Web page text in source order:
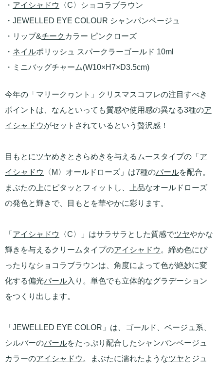
・ アイシャドウ
〈C〉ショコラブラウン
・JEWELLED EYE COLOUR シャンパンベージュ
・リップ&チーク カラー ピンクローズ
・ ネイルポリッシュ スパークラーゴールド 10ml
・ミニバッグチャーム(W10×H7×D3.5cm)
今年の「マリークヮント」クリスマスコフレの注目すべき
ポイントは、なんといっても質感や使用感の異なる3種のア
イシャドウがセットされているという贅沢感！
目もとにツヤめきときらめきを与えるムースタイプの「 ア
イシャドウ
〈M〉オールドローズ」は7種のパールを配合。
まぶたの上にピタッとフィットし、上品なオールドローズ
の発色と輝きで、目もとを華やかに彩ります。
「 アイシャドウ 〈C〉」はサラサラとした質感でツヤやかな
輝きを与えるクリームタイプのアイシャドウ 。締め色にぴ
ったりなショコラブラウンは、角度によって色が絶妙に変
化する偏光パール入り。単色でも立体的なグラデーション
をつくり出します。
「JEWELLED EYE COLOR」は、ゴールド、ベージュ系、
シルバーのパールをたっぷり配合したシャンパンベージュ
カラーのアイシャドウ 。まぶたに濡れたようなツヤとジュ